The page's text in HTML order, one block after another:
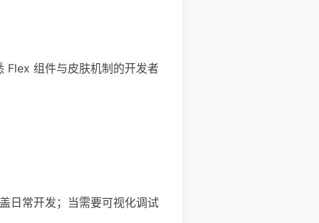
Flex 组件与皮肤机制的开发者
日常开发；当需要可视化调试